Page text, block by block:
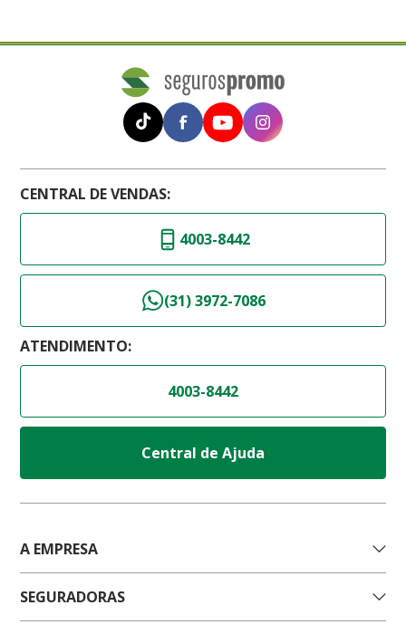
CENTRAL DE VENDAS:
4003-8442
(31) 3972-7086
ATENDIMENTO:
4003-8442
Central de Ajuda
A EMPRESA
SEGURADORAS